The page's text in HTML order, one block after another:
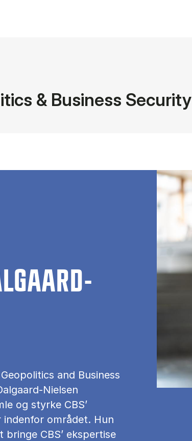
& Business Security
and Business
Nielsen
og styrke CBS’
indenfor området. Hun
CBS’ ekspertise